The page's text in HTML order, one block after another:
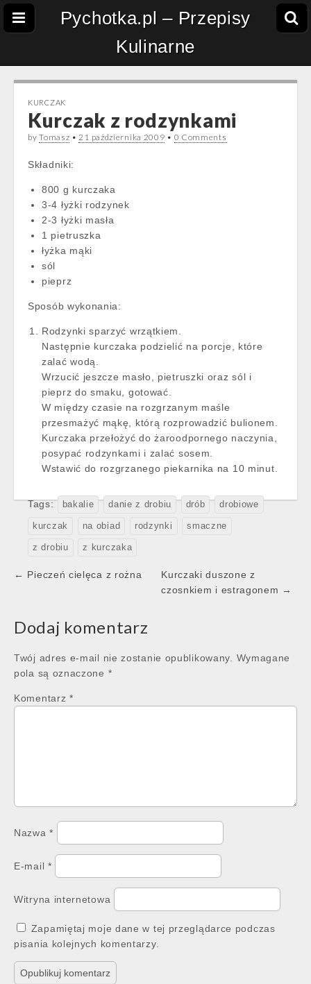
Pychotka.pl – Przepisy
Kulinarne
KURCZAK
Kurczak z rodzynkami
byTomasz •21 października 2009 • 0 Comments
Składniki:
800 g kurczaka
3-4 łyżki rodzynek
2-3 łyżki masła
1 pietruszka
łyżka mąki
sól
pieprz
Sposób wykonania:
Rodzynki sparzyć wrzątkiem.
Następnie kurczaka podzielić na porcje, które
zalać wodą.
Wrzucić jeszcze masło, pietruszki oraz sól i
pieprz do smaku, gotować.
W między czasie na rozgrzanym maśle
przesmażyć mąkę, którą rozprowadzić bulionem.
Kurczaka przełożyć do żaroodpornego naczynia,
posypać rodzynkami i zalać sosem.
Wstawić do rozgrzanego piekarnika na 10 minut.
Tags: bakalie danie z drobiu drób drobiowe
kurczak na obiad rodzynki smaczne
z drobiu z kurczaka
Post
← Pieczeń cielęca z rożna
Kurczaki duszone z
czosnkiem i estragonem →
Dodaj komentarz
Twój adres e-mail nie zostanie opublikowany.
Wymagane
pola są oznaczone *
Komentarz *
Nazwa*
E-mail *
Witryna internetowa
Zapamiętaj moje dane w tej przeglądarce podczas
pisania kolejnych komentarzy.